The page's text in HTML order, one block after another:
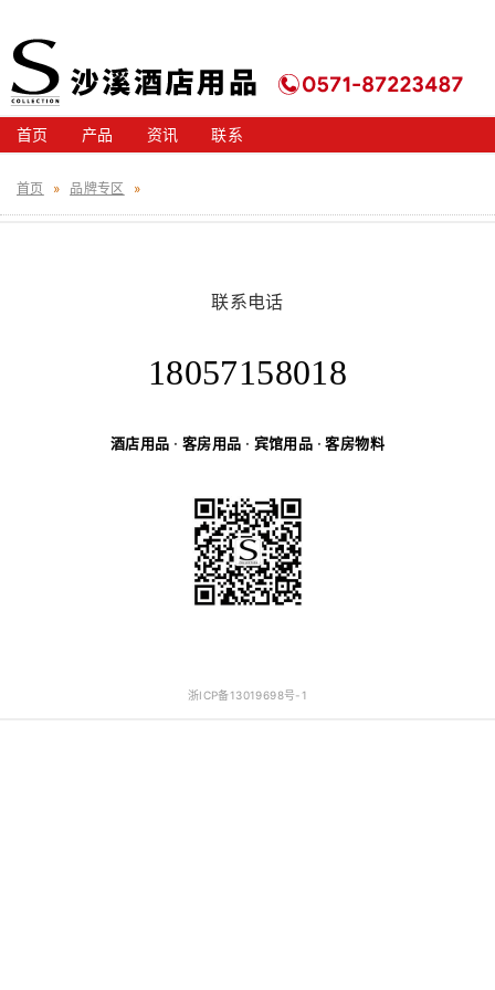
首页 产品 资讯 联系
首页 » 品牌专区 »
联系电话
18057158018
酒店用品 · 客房用品 · 宾馆用品 ·客房物料
浙ICP备13019698号-1